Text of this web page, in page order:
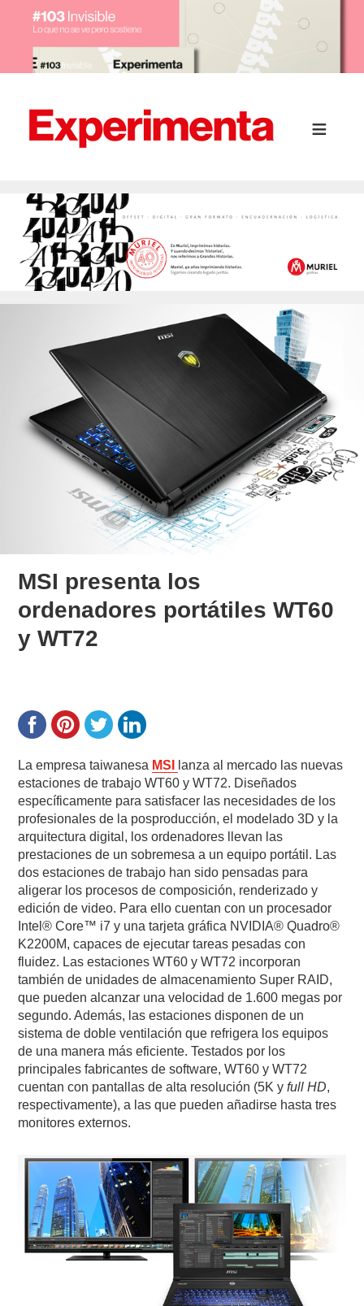
MSI presenta los
ordenadores portátiles WT60
y WT72
La empresa taiwanesa MSI
lanza al mercado las nuevas
estaciones de trabajo WT60 y WT72. Diseñados
específicamente para satisfacer las necesidades de los
profesionales de la posproducción, el modelado 3D y la
arquitectura digital, los ordenadores llevan las
prestaciones de un sobremesa a un equipo portátil. Las
dos estaciones de trabajo han sido pensadas para
aligerar los procesos de composición, renderizado y
edición de video. Para ello cuentan con un procesador
Intel® Core™ i7 y una tarjeta gráfica NVIDIA® Quadro®
K2200M, capaces de ejecutar tareas pesadas con
fluidez. Las estaciones WT60 y WT72 incorporan
también de unidades de almacenamiento Super RAID,
que pueden alcanzar una velocidad de 1.600 megas por
segundo. Además, las estaciones disponen de un
sistema de doble ventilación que refrigera los equipos
de una manera más eficiente. Testados por los
principales fabricantes de software, WT60 y WT72
cuentan con pantallas de alta resolución (5K yfull HD,
respectivamente), a las que pueden añadirse hasta tres
monitores externos.